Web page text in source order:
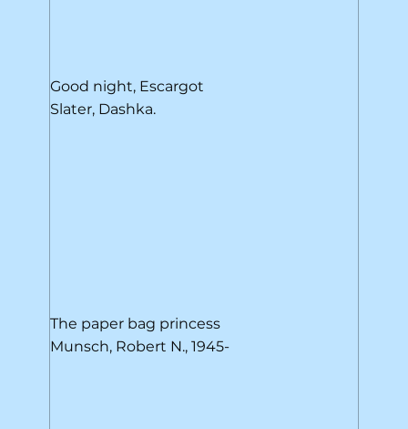
Slater, Dashka.
Good night, Escargot
Munsch, Robert N., 1945-
The paper bag princess